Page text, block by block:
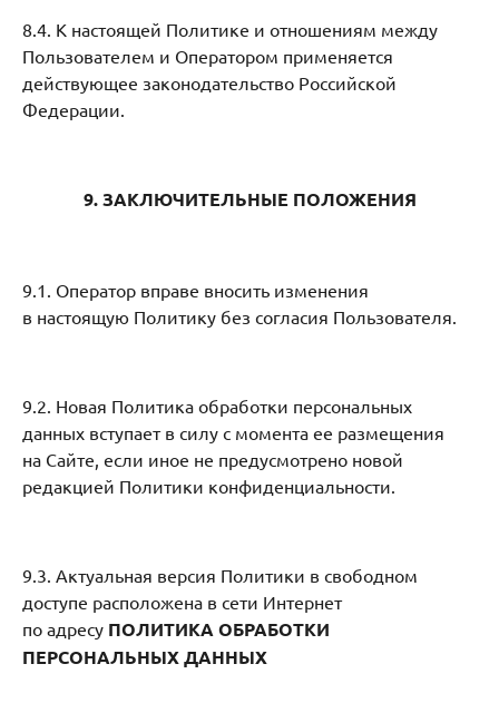
8.4. К настоящей Политике и отношениям между
Пользователем и Оператором применяется
действующее законодательство Российской
Федерации.
9. ЗАКЛЮЧИТЕЛЬНЫЕ ПОЛОЖЕНИЯ
9.1. Оператор вправе вносить изменения
в настоящую Политику без согласия Пользователя.
9.2. Новая Политика обработки персональных
данных вступает в силу с момента ее размещения
на Сайте, если иное не предусмотрено новой
редакцией Политики конфиденциальности.
9.3. Актуальная версия Политики в свободном
доступе расположена в сети Интернет
по адресу ПОЛИТИКА ОБРАБОТКИ
ПЕРСОНАЛЬНЫХ ДАННЫХ